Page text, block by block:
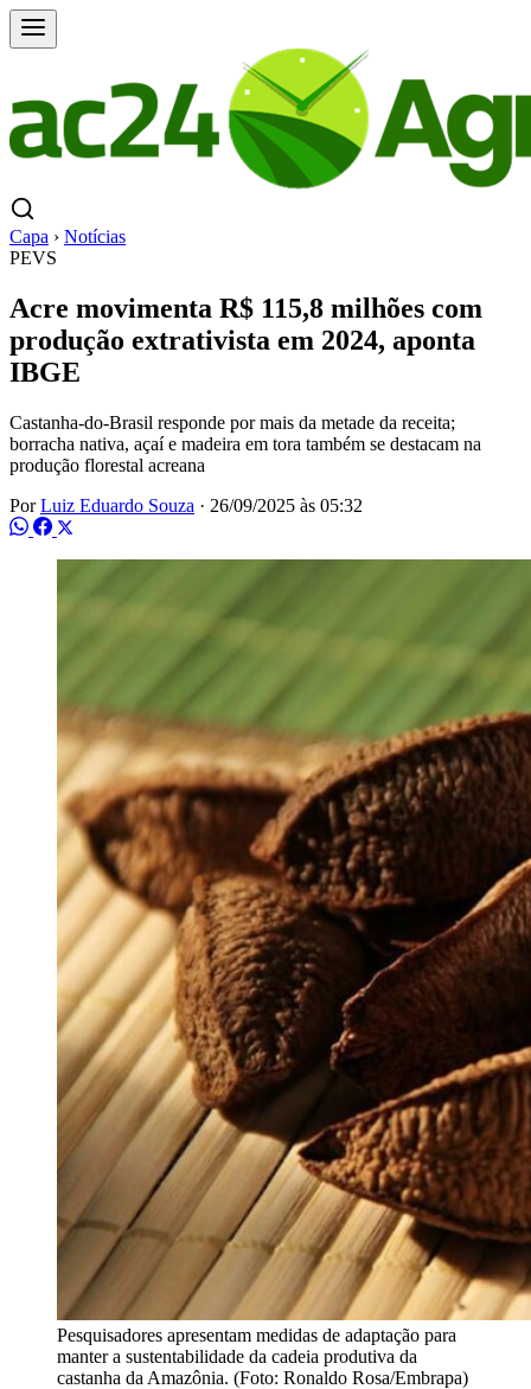
Capa › Notícias
PEVS
Acre movimenta R$ 115,8 milhões com
produção extrativista em 2024, aponta
IBGE
Castanha-do-Brasil responde por mais da metade da receita;
borracha nativa, açaí e madeira em tora também se destacam na
produção florestal acreana
PorLuiz Eduardo Souza · 26/09/2025 às 05:32
Pesquisadores apresentam medidas de adaptação para
manter a sustentabilidade da cadeia produtiva da
castanha da Amazônia. (Foto: Ronaldo Rosa/Embrapa)